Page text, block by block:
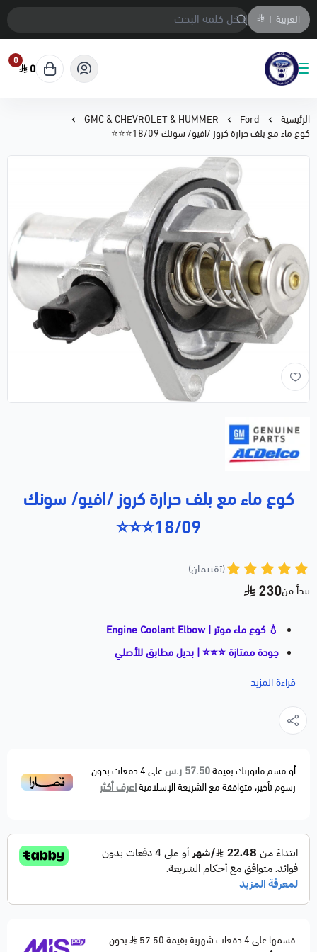
العربية |
متجر المحمادي لقطع السيارات
0
0
الرئيسية Ford
GMC & CHEVROLET & HUMMER
كوع ماء مع بلف حرارة كروز /افيو/ سونك 18/09⭐⭐⭐
كوع ماء مع بلف حرارة كروز /افيو/ سونك
18/09⭐⭐⭐
(تقييمان)
يبدأ من230
💧 كوع ماء موتر | Engine Coolant Elbow
جودة ممتازة ⭐⭐⭐ | بديل مطابق للأصلي
🚗 السيارات المتوافقة:
CHEVROLET SONIC — 2012–2018
CHEVROLET TRAX — 2013–2018
PONTIAC G3 WAVE — 2009
SUZUKI SWIFT — 2009
📝 الوصف المختصر:
كوع ماء يستخدم لتوصيل خراطيم نظام التبريد بين أجزاء
مصنوع من بلاستيك/ألمنيوم مقاوم للحرارة والضغط لضمان
قراءة المزيد
أو قسم فاتورتك بقيمة57.50 ر.س على4دفعات بدون
رسوم تأخير، متوافقة مع الشريعة الإسلاميةاعرف أكثر
قسمها على 4 دفعات شهرية بقيمة 57.50
بدون